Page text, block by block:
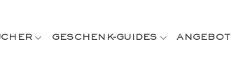
GESCHENK-GUIDES ANGEBOT